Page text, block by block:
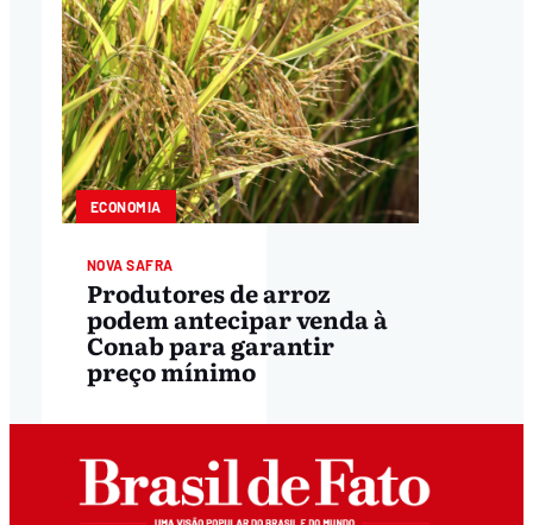
ECONOMIA
NOVA SAFRA
Produtores de arroz
podem antecipar venda à
Conab para garantir
preço mínimo